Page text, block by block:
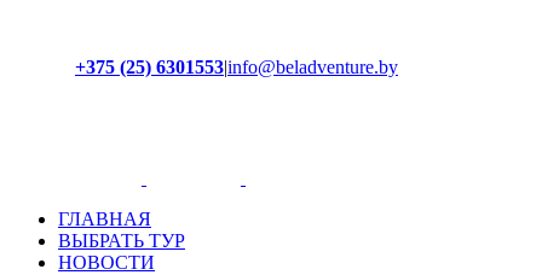
+375 (25) 6301553|info@beladventure.by
ГЛАВНАЯ
ВЫБРАТЬ ТУР
НОВОСТИ